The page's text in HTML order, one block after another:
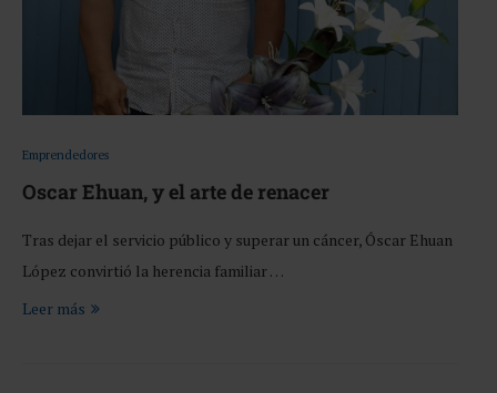
Emprendedores
Oscar Ehuan, y el arte de renacer
Tras dejar el servicio público y superar un cáncer, Óscar Ehuan
López convirtió la herencia familiar …
Leer más